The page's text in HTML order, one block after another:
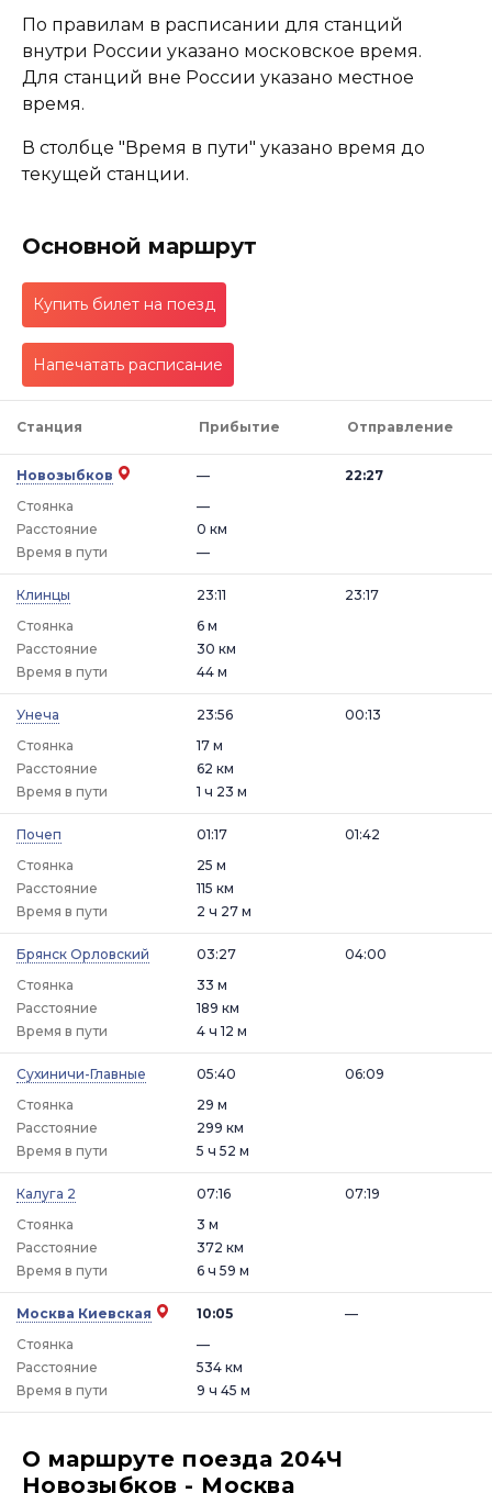
По правилам в расписании для станций
внутри России указано московское время.
Для станций вне России указано местное
время.
В столбце "Время в пути" указано время до
текущей станции.
Основной маршрут
Купить билет на поезд
Напечатать расписание
Станция Прибытие Отправление
Новозыбков
—
Стоянка
—
22:27
Расстояние
0 км
Время в пути
—
Клинцы
23:11
Стоянка
6 м
23:17
Расстояние
30 км
Время в пути
44 м
Унеча
23:56
Стоянка
17 м
00:13
Расстояние
62 км
Время в пути
1 ч 23 м
Почеп
01:17
Стоянка
25 м
01:42
Расстояние
115 км
Время в пути
2 ч 27 м
Брянск Орловский
03:27
Стоянка
33 м
04:00
Расстояние
189 км
Время в пути
4 ч 12 м
Сухиничи-Главные
05:40
Стоянка
29 м
06:09
Расстояние
299 км
Время в пути
5 ч 52 м
Калуга 2
07:16
Стоянка
3 м
07:19
Расстояние
372 км
Время в пути
6 ч 59 м
Москва Киевская
10:05
Стоянка
—
—
Расстояние
534 км
Время в пути
9 ч 45 м
О маршруте поезда 204Ч
Новозыбков - Москва